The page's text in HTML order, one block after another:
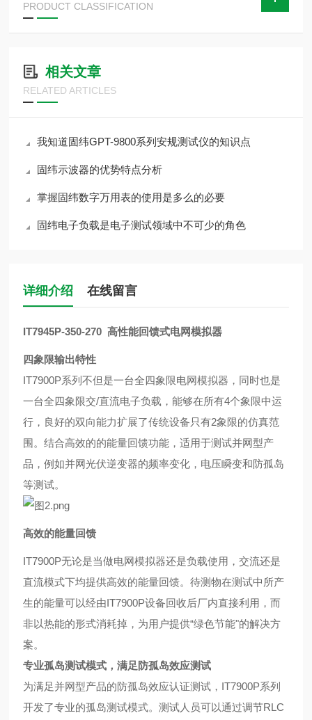
PRODUCT CLASSIFICATION
相关文章
RELATED ARTICLES
我知道固纬GPT-9800系列安规测试仪的知识点
固纬示波器的优势特点分析
掌握固纬数字万用表的使用是多么的必要
固纬电子负载是电子测试领域中不可少的角色
详细介绍 在线留言
IT7945P-350-270 高性能回馈式电网模拟器
四象限输出特性
IT7900P系列不但是一台全四象限电网模拟器，同时也是
一台全四象限交/直流电子负载，能够在所有4个象限中运
行，良好的双向能力扩展了传统设备只有2象限的仿真范
围。结合高效的的能量回馈功能，适用于测试并网型产
品，例如并网光伏逆变器的频率变化，电压瞬变和防孤岛
等测试。
高效的能量回馈
IT7900P无论是当做电网模拟器还是负载使用，交流还是
直流模式下均提供高效的能量回馈。待测物在测试中所产
生的能量可以经由IT7900P设备回收后厂内直接利用，而
非以热能的形式消耗掉， 为用户提供“绿色节能"的解决方
案。
专业孤岛测试模式，满足防孤岛效应测试
为满足并网型产品的防孤岛效应认证测试，IT7900P系列
开发了专业的孤岛测试模式。测试人员可以通过调节RLC